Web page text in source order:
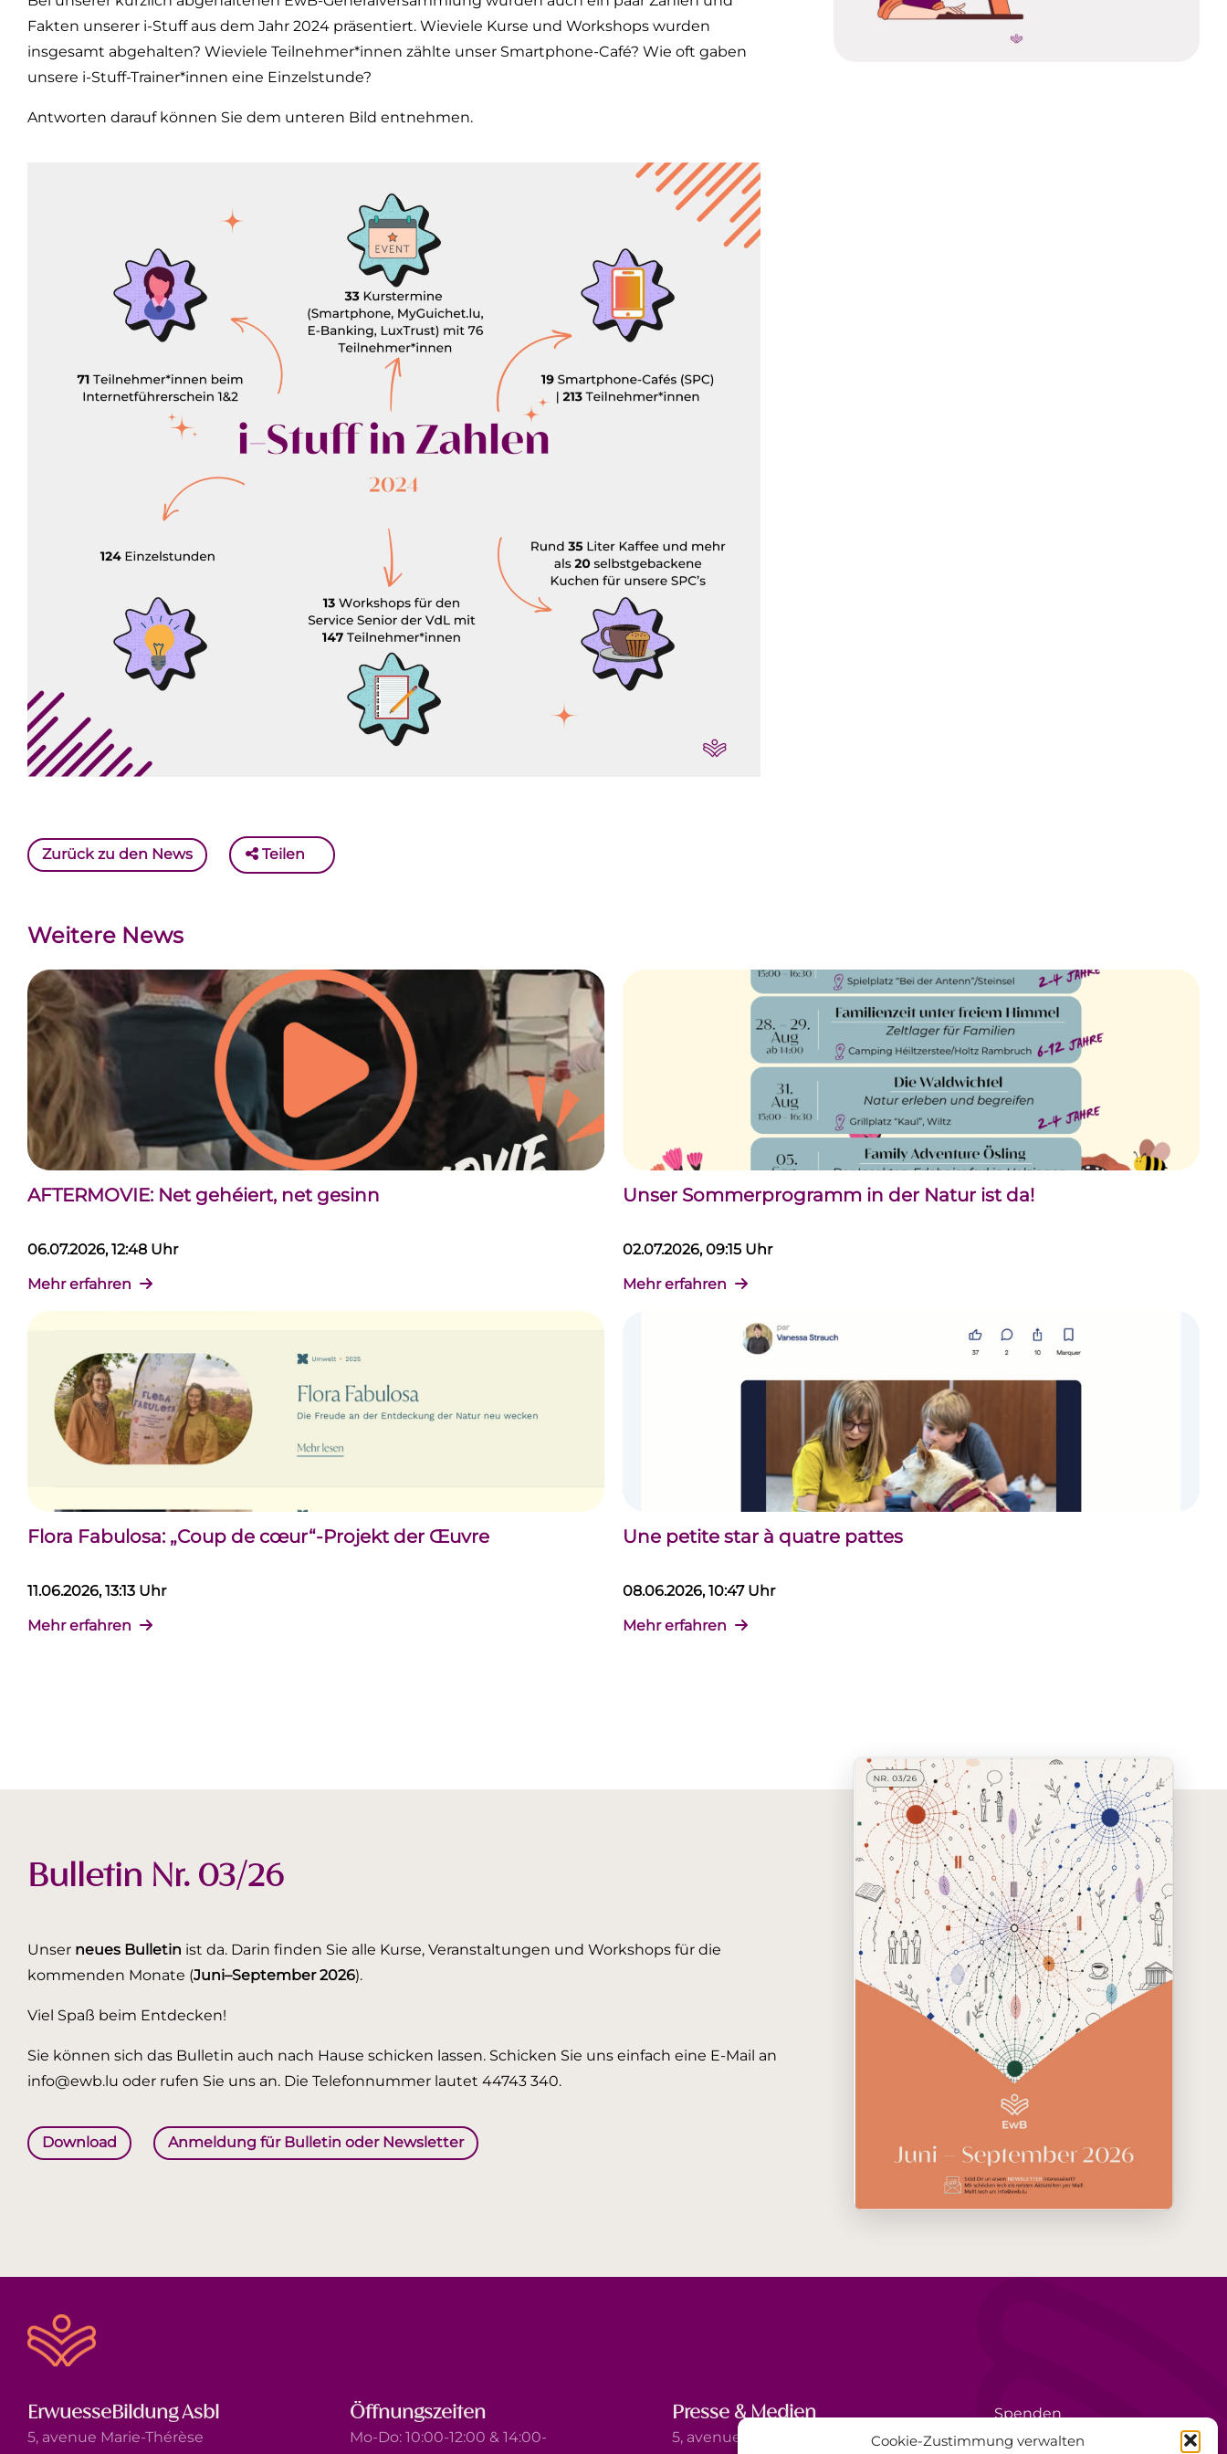
Cookie-Zustimmung verwalten
Fakten unserer i-Stuff aus dem Jahr 2024 präsentiert. Wieviele Kurse und Workshops wurden
insgesamt abgehalten? Wieviele Teilnehmer*innen zählte unser Smartphone-Café? Wie oft gaben
unsere i-Stuff-Trainer*innen eine Einzelstunde?
Antworten darauf können Sie dem unteren Bild entnehmen.
Zurück zu den News Teilen
Weitere News
AFTERMOVIE: Net gehéiert, net gesinn
06.07.2026, 12:48 Uhr
Mehr erfahren
Unser Sommerprogramm in der Natur ist da!
02.07.2026, 09:15 Uhr
Mehr erfahren
Flora Fabulosa: „Coup de cœur“-Projekt der Œuvre
11.06.2026, 13:13 Uhr
Mehr erfahren
Une petite star à quatre pattes
08.06.2026, 10:47 Uhr
Mehr erfahren
Bulletin Nr. 03/26
Unser neues Bulletin ist da. Darin finden Sie alle Kurse, Veranstaltungen und Workshops für die
kommenden Monate (Juni–September 2026).
Viel Spaß beim Entdecken!
Sie können sich das Bulletin auch nach Hause schicken lassen. Schicken Sie uns einfach eine E-Mail an
info@ewb.lu oder rufen Sie uns an. Die Telefonnummer lautet 44743 340.
Download Anmeldung für Bulletin oder Newsletter
ErwuesseBildung Asbl
5, avenue Marie-Thérèse
Öffnungszeiten
Mo-Do: 10:00-12:00 & 14:00-
Presse & Medien
5, avenue Marie-Thérèse
Spenden
Ehrenamt